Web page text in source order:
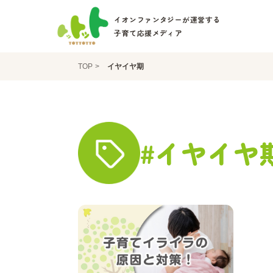
イオンファンタジーが運営する
子育て応援メディア
TOP イヤイヤ期
#イヤイヤ